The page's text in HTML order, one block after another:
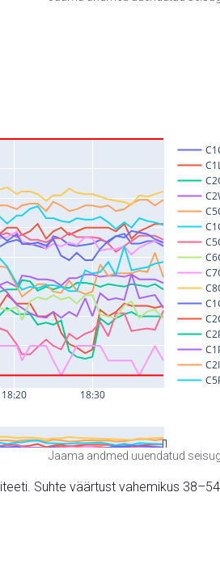
Jaama andmed uuendatud
Suhte väärtust vahemikus